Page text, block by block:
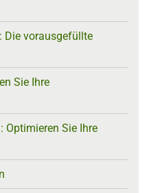
Die vorausgefüllte
Sie Ihre
Optimieren Sie Ihre